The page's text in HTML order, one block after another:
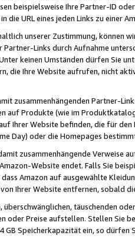
beispielsweise Ihre Partner-ID
die URL eines jeden Links zu einer
unserer Zustimmung, können
Partner-Links durch Aufnahme
keinen Umständen dürfen Sie
die Ihre Website aufrufen, nicht
zusammenhängenden Partner-
auf Produkte (wie im
Ihrer Website befinden, die für
Day) oder die Homepages
zusammenhängende
Website endet. Falls Sie
Amazon auf ausgewählte
Ihrer Website entfernen, sobald
täuschenden
oder Preise aufstellen. Stellen Sie
Speicherkapazität ein, so dürfen